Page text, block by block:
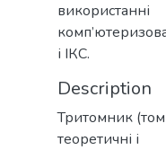
використанні
і ІКС.
Description
Тритомник (том
теоретичні і